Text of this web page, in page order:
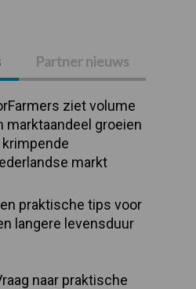
Partner nieuws
ziet volume
marktaandeel groeien
krimpende
markt
praktische tips voor
langere levensduur
naar praktische